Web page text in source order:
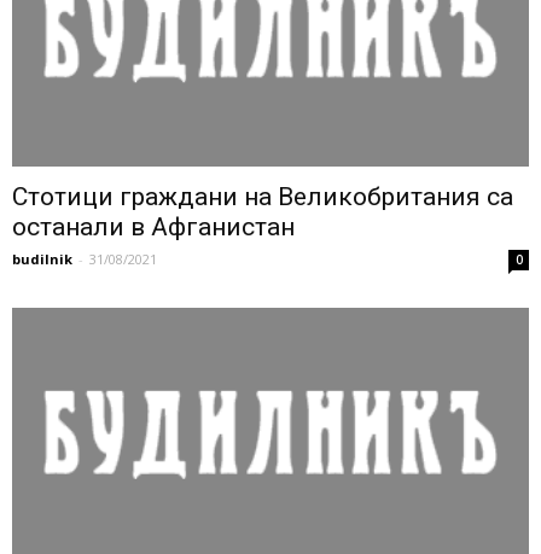
Стотици граждани на Великобритания са
останали в Афганистан
budilnik - 31/08/2021 0